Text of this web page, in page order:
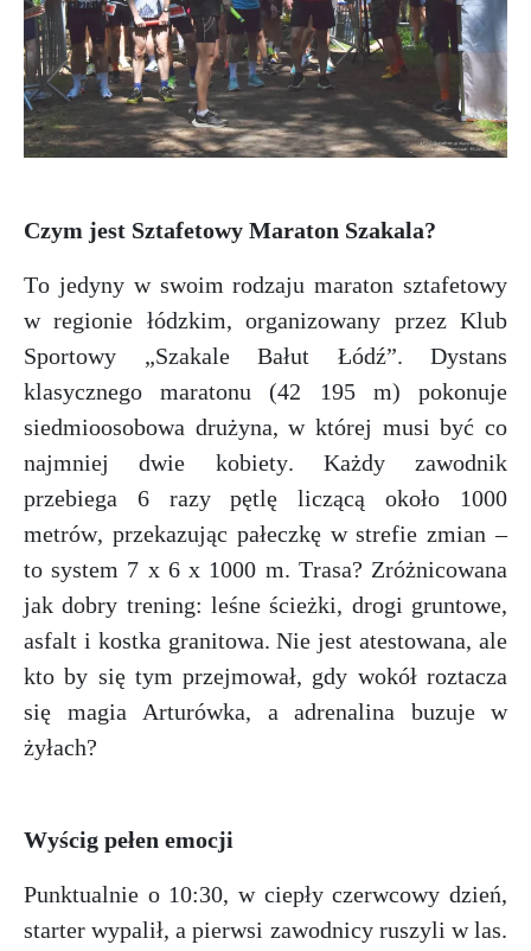
Czym jest Sztafetowy Maraton Szakala?
To jedyny w swoim rodzaju maraton sztafetowy
w regionie łódzkim, organizowany przez Klub
Sportowy „Szakale Bałut Łódź”. Dystans
klasycznego maratonu (42 195 m) pokonuje
siedmioosobowa drużyna, w której musi być co
najmniej dwie kobiety. Każdy zawodnik
przebiega 6 razy pętlę liczącą około 1000
metrów, przekazując pałeczkę w strefie zmian –
to system 7 x 6 x 1000 m. Trasa? Zróżnicowana
jak dobry trening: leśne ścieżki, drogi gruntowe,
asfalt i kostka granitowa. Nie jest atestowana, ale
kto by się tym przejmował, gdy wokół roztacza
się magia Arturówka, a adrenalina buzuje w
żyłach?
Wyścig pełen emocji
Punktualnie o 10:30, w ciepły czerwcowy dzień,
starter wypalił, a pierwsi zawodnicy ruszyli w las.